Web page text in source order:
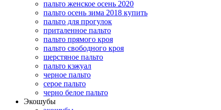
пальто женское осень 2020
пальто осень зима 2018 купить
пальто для прогулок
приталенное пальто
пальто прямого кроя
пальто свободного кроя
шерстяное пальто
пальто кэжуал
черное пальто
серое пальто
черно белое пальто
Экошубы